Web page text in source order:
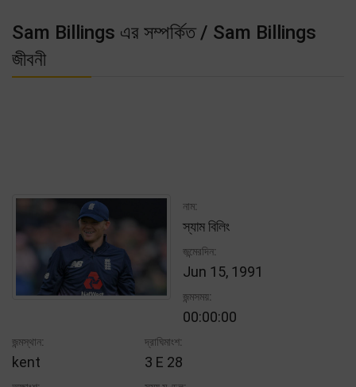
Sam Billings এর সম্পর্কিত / Sam Billings
জীবনী
নাম:
স্যাম বিলিং
জন্মেরদিন:
Jun 15, 1991
জন্মসময়:
00:00:00
জন্মস্থান:
kent
দ্রাঘিমাংশ:
3 E 28